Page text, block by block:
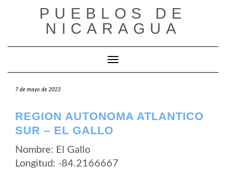
PUEBLOS DE
NICARAGUA
Cambiar modo de navegación
7 de mayo de 2023
REGION AUTONOMA ATLANTICO
SUR – EL GALLO
Nombre: El Gallo
Longitud: -84.2166667